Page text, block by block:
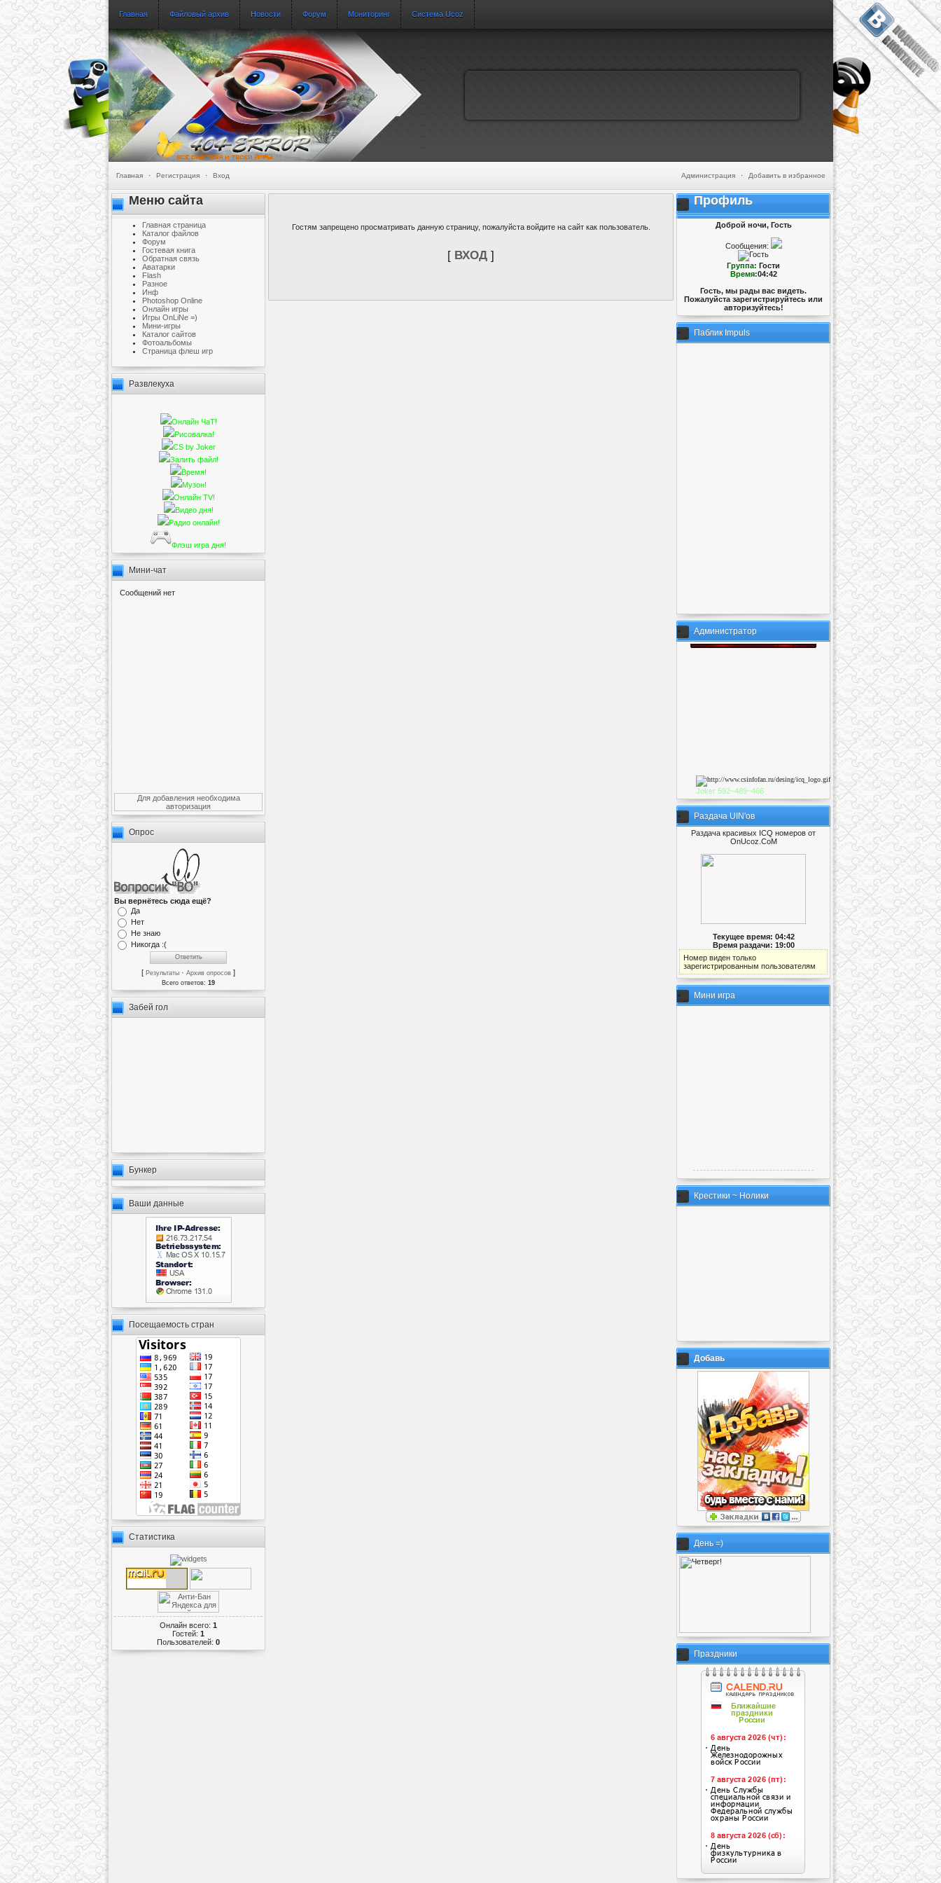
Главная Файловый архив Новости Форум Мониторинг Система Ucoz
Главная · Регистрация · Вход Администрация · Добавить в избранное
Меню сайта
Главная страница
Каталог файлов
Форум
Гостевая книга
Обратная связь
Аватарки
Flash
Разное
Инф
Photoshop Online
Онлайн игры
Игры OnLiNe =)
Мини-игры
Каталог сайтов
Фотоальбомы
Cтраница флеш игр
Развлекуха
Онлайн ЧаТ!
Рисовалка!
CS by Joker
Залить файл!
Время!
Музон!
Онлайн TV!
Видео дня!
Радио онлайн!
Флэш игра дня!
Мини-чат
Для добавления необходима
авторизация
Опрос
Вы вернётесь сюда ещё?
Да
Нет
Не знаю
Никогда :(
[ Результаты · Архив опросов ]
Всего ответов: 19
Забей гол
Бункер
Ваши данные
Посещаемость стран
Статистика
Онлайн всего: 1
Гостей: 1
Пользователей: 0
Гостям запрещено просматривать данную страницу, пожалуйста войдите на сайт как пользователь.
[ ВХОД ]
Профиль
Доброй ночи, Гость
Сообщения:
Группа: Гости
Время:04:42
Гость, мы рады вас видеть.
Пожалуйста зарегистрируйтесь или
авторизуйтесь!
Паблик Impuls
Администратор
Joker 592~489~466
Раздача UIN'ов
Раздача красивых ICQ номеров от
OnUcoz.CoM
Текущее время: 04:42
Время раздачи: 19:00
Номер виден только
зарегистрированным пользователям
Мини игра
Крестики ~ Нолики
Добавь
День =)
Праздники